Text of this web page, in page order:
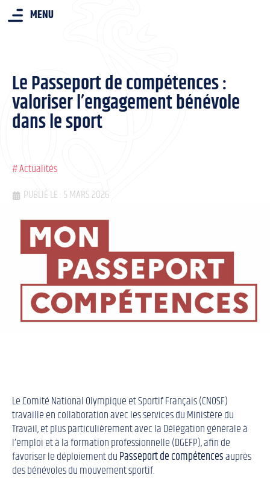
MENU
Le Passeport de compétences :
valoriser l’engagement bénévole
dans le sport
#Actualités
PUBLIÉ LE : 5 MARS 2026
LeComité National Olympique et Sportif Français(CNOSF)
travaille en collaboration avec les services duMinistère du
Travail, et plus particulièrement avec laDélégation générale à
l’emploi et à la formation professionnelle(DGEFP), afin de
favoriser le déploiement duPasseport de compétencesauprès
des bénévoles du mouvement sportif.